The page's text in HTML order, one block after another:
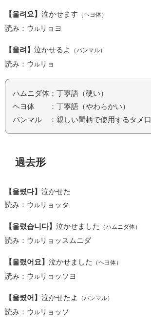
【울려요】 泣かせます （ヘヨ体）
読み：ウ ル リョヨ
【울려】 泣かせるよ （パンマル）
読み：ウ ル リョ
ハムニダ体：丁寧語（硬い）
ヘヨ体 ：丁寧語（やわらかい）
パンマル ：親しい間柄で使用するタメ口
過去形
【울렸다】 泣かせた
読み：ウ ル リョッタ
【울렸습니다】 泣かせました （ハムニダ体）
読み：ウ ル リョッスムニダ
【울렸어요】 泣かせました （ヘヨ体）
読み：ウ ル リョッソヨ
【울렸어】 泣かせたよ （パンマル）
読み：ウ ル リョッソ